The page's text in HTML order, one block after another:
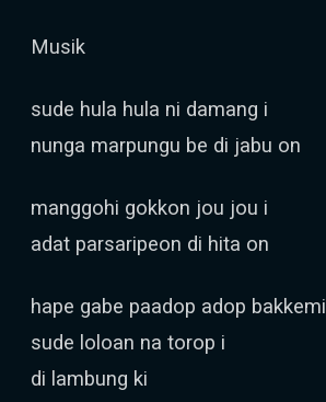
Musik
sude hula hula ni damang i
nunga marpungu be di jabu on
manggohi gokkon jou jou i
adat parsaripeon di hita on
hape gabe paadop adop bakkemi
sude loloan na torop i
di lambung ki